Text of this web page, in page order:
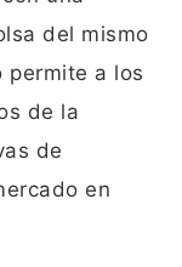
del mismo
permite a los
de la
de
en